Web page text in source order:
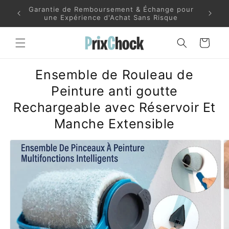
passer
contenu
De
Garantie de Remboursement & Échange pour
une Expérience d'Achat Sans Risque
Panier
Ensemble de Rouleau de
Peinture anti goutte
Rechargeable avec Réservoir Et
Manche Extensible
Passer aux
informations
produits